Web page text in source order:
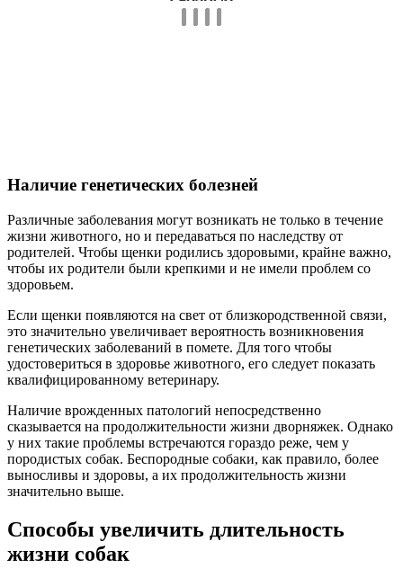
Наличие генетических болезней
Различные заболевания могут возникать не только в течение
жизни животного, но и передаваться по наследству от
родителей. Чтобы щенки родились здоровыми, крайне важно,
чтобы их родители были крепкими и не имели проблем со
здоровьем.
Если щенки появляются на свет от близкородственной связи,
это значительно увеличивает вероятность возникновения
генетических заболеваний в помете. Для того чтобы
удостовериться в здоровье животного, его следует показать
квалифицированному ветеринару.
Наличие врожденных патологий непосредственно
сказывается на продолжительности жизни дворняжек. Однако
у них такие проблемы встречаются гораздо реже, чем у
породистых собак. Беспородные собаки, как правило, более
выносливы и здоровы, а их продолжительность жизни
значительно выше.
Способы увеличить длительность
жизни собак